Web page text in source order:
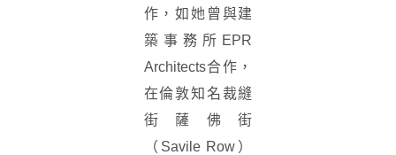
作，如她曾與建
築事務所EPR
Architects合作，
在倫敦知名裁縫
街薩佛街
（Savile Row）